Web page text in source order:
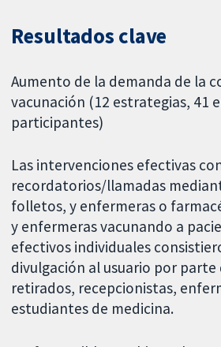
Resultados clave
Aumento de la demanda de la
vacunación (12 estrategias, 41
participantes)
Las intervenciones efectivas
recordatorios/llamadas
folletos, y enfermeras o
y enfermeras vacunando a
efectivos individuales
divulgación al usuario por parte
retirados, recepcionistas,
estudiantes de medicina.